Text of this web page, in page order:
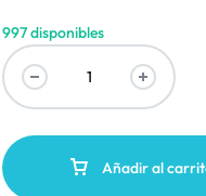
997 disponibles
Añadir al